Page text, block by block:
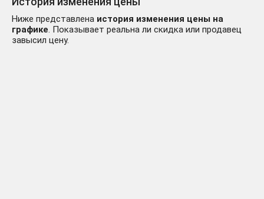
Ниже представлена история изменения цены на
графике. Показывает реальна ли скидка или продавец
завысил цену.